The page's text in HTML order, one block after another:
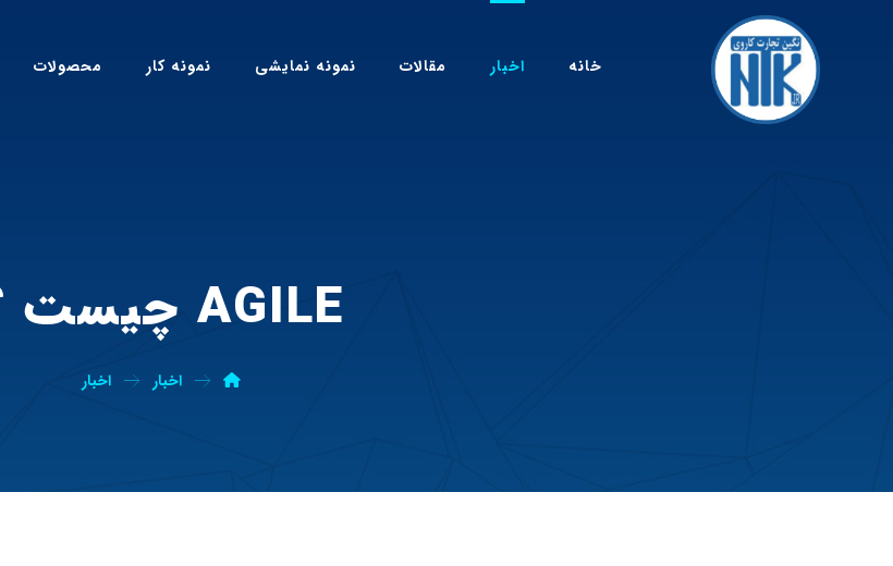
خانه اخبار مقالات نمونه نمایشی نمونه کار محصولات
AGILE چیست ؟
اخبار اخبار